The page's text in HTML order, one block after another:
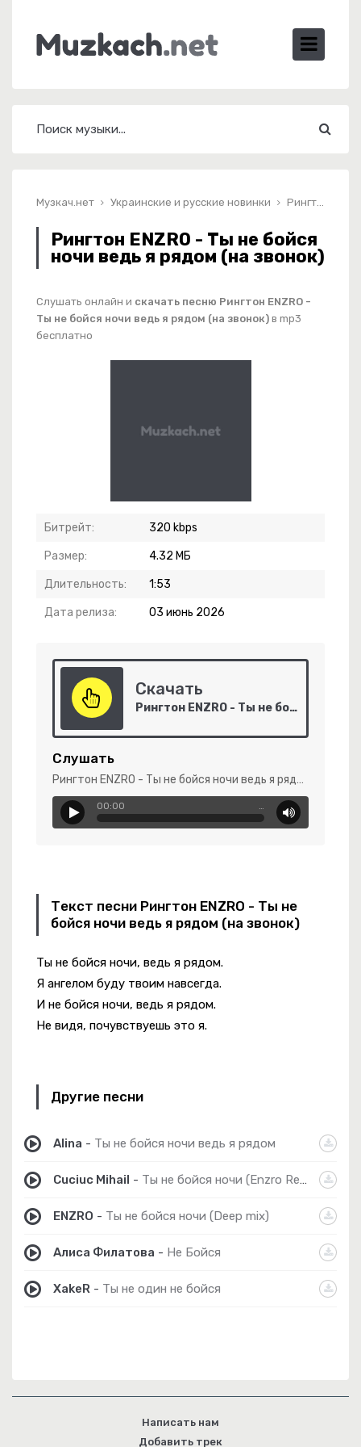
Музкач.нет Украинские и русские новинки Рингтон ENZRO - Ты не бойся ночи ведь я рядом (на звонок)
Рингтон ENZRO - Ты не бойся
ночи ведь я рядом (на звонок)
Слушать онлайн и скачать песню Рингтон ENZRO -
Ты не бойся ночи ведь я рядом (на звонок) в mp3
бесплатно
Битрейт: 320 kbps
Размер: 4.32 МБ
Длительность: 1:53
Дата релиза: 03 июнь 2026
Скачать
Рингтон ENZRO - Ты не бойся ночи ведь я рядом (на звонок)
Слушать
Рингтон ENZRO - Ты не бойся ночи ведь я рядом (на звонок)
00:00 …
Текст песни Рингтон ENZRO - Ты не
бойся ночи ведь я рядом (на звонок)
Ты не бойся ночи, ведь я рядом.
Я ангелом буду твоим навсегда.
И не бойся ночи, ведь я рядом.
Не видя, почувствуешь это я.
Другие песни
Alina - Ты не бойся ночи ведь я рядом
Cuciuc Mihail - Ты не бойся ночи (Enzro Remix)
ENZRO - Ты не бойся ночи (Deep mix)
Алиса Филатова - Не Бойся
XakeR - Ты не один не бойся
Написать нам
Добавить трек
Не Могу Уснуть
Юк, Димэ!
- Код 2.0
-Голубые Глазки
-Герой Не Твоего Романа
Мужики